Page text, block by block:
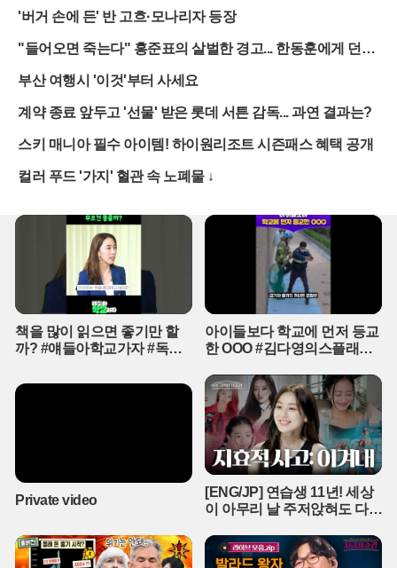
에 전달했다는 의혹을 받는다. 당시 직원들은 회사가 정상적인 업무
공간이 아닌 특정 정당의 선거 캠프처럼 운영되었다고 증언하며 강압
적인 분위기를 폭로했다.특히 오영훈 전 지사 측과의 유착 정황은 구
세가 이 씨 소유의 모델하우스 부지에서 진행된 점이 핵심 쟁점이다.
으로 제공했다는 주장이 제기되면서 정치자금법 위반 가능성이 대두
되었다. 이에 대해 오 전 지사 측은 사실무근이라며 반박하고 있으나,
국회의원인 문대림 의원 역시 이 씨와의 친분설로 곤혹스러운 처지에
시해 왔다는 증언이 나오면서다. 문 의원 측은 자발적인 지지자의 활
동이었을 뿐 사적인 골프 회동이나 부적절한 청탁은 없었다고 선을
그었다. 하지만 과거 모델하우스 행사 참석 등 이 씨와의 잦은 접촉이
확인되면서, 지역 유력 정치인으로서 검증되지 않은 인물과 밀착 행
보를 보였다는 책임론이 거세다.공직 사회의 기강 해이를 보여주는
유흥주점 접대 의혹은 사태를 더욱 악화시키고 있다. 피해자 대책위
가 공개한 영수증에는 오 전 지사 취임 전후 시기에 비서진들이 수백
만 원 상당의 술 접대를 받은 정황이 고스란히 담겼다. 특히 비서관급
브로커 역할을 했다는 의심까지 더해졌다. 이는 단순한 개인적 일탈
을 넘어 도정의 핵심 인력들이 개발업자의 민원 해결사 노릇을 했다
는 비판으로 이어진다.이 씨의 화려한 범죄 전력에도 불구하고 그가
도의회 자문위원으로 활동할 수 있었던 배경에 대해서도 의문이 제기
된다. 20여 건의 전과를 보유한 인물이 집행유예 기간에 공적 기구에
서 활동한 것은 지역 정당과 의회의 검증 시스템이 완전히 마비되었
음을 방증한다. 현재 위성곤 도지사가 청렴감찰단을 통한 자체 조사
가능성을 언급한 가운데, 경찰은 이 씨의 횡령 자금이 정치권으로 흘
'버거 손에 든' 반 고흐·모나리자 등장
"들어오면 죽는다" 홍준표의 살벌한 경고... 한동훈에게 던진
부산 여행시 '이것'부터 사세요
계약 종료 앞두고 '선물' 받은 롯데 서튼 감독... 과연 결과는?
스키 매니아 필수 아이템! 하이원리조트 시즌패스 혜택 공개
컬러 푸드 '가지' 혈관 속 노폐물 ↓
책을 많이 읽으면 좋기만 할
까? #얘들아학교가자 #독서
아이들보다 학교에 먼저 등교
한 OOO #김다영의스플래시
Private video
[ENG/JP] 연습생 11년! 세상
이 아무리 날 주저앉혀도 다시
적 사고 | 아주 사적인 미술관
EP. 06 / 14F